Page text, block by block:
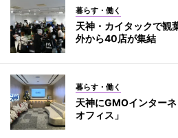
暮らす・働く
天神・カイタックで
外から40店が集結
暮らす・働く
天神にGMOインター
オフィス」